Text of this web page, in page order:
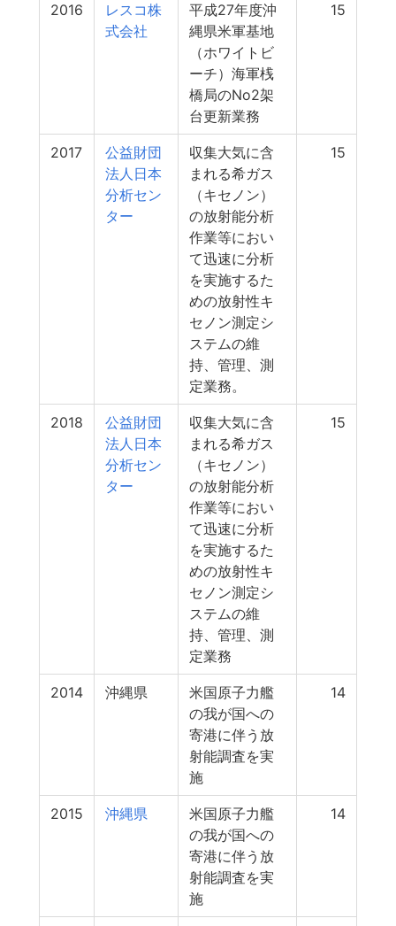
2016
レスコ株
式会社
平成27年度沖
縄県米軍基地
（ホワイトビ
ーチ）海軍桟
橋局のNo2架
台更新業務
15
2017
公益財団
法人日本
分析セン
ター
収集大気に含
まれる希ガス
（キセノン）
の放射能分析
作業等におい
て迅速に分析
を実施するた
めの放射性キ
セノン測定シ
ステムの維
持、管理、測
定業務。
15
2018
公益財団
法人日本
分析セン
ター
収集大気に含
まれる希ガス
（キセノン）
の放射能分析
作業等におい
て迅速に分析
を実施するた
めの放射性キ
セノン測定シ
ステムの維
持、管理、測
定業務
15
2014 沖縄県
米国原子力艦
の我が国への
寄港に伴う放
射能調査を実
施
14
2015 沖縄県
米国原子力艦
の我が国への
寄港に伴う放
射能調査を実
施
14